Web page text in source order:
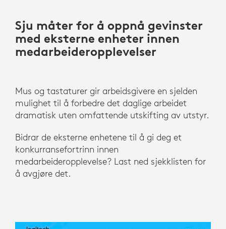
Sju måter for å oppnå gevinster
med eksterne enheter innen
medarbeideropplevelser
Mus og tastaturer gir arbeidsgivere en sjelden
mulighet til å forbedre det daglige arbeidet
dramatisk uten omfattende utskifting av utstyr.
Bidrar de eksterne enhetene til å gi deg et
konkurransefortrinn innen
medarbeideropplevelse? Last ned sjekklisten for
å avgjøre det.